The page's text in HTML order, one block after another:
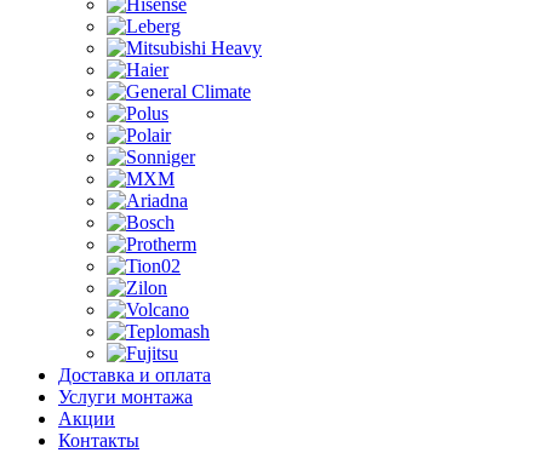
Доставка и оплата
Услуги монтажа
Акции
Контакты